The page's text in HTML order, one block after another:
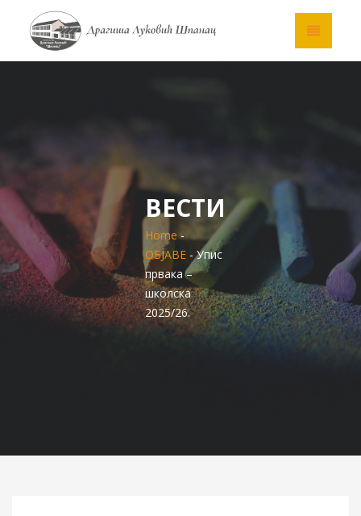
ВЕСТИ
Home-
ОБЈАВЕ - Упис
првака –
школска
2025/26.